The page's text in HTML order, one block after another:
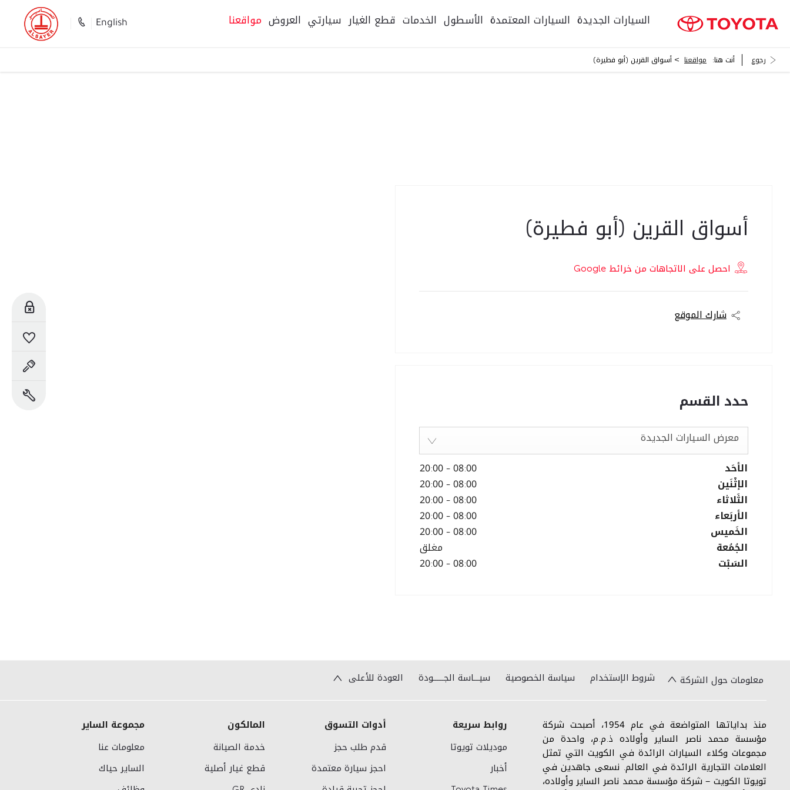
السيارات الجديدة السيارات المعتمدة الأسطول الخدمات قطع الغيار سيارتي العروض مواقعنا English
رجوع أنت هنا: مواقعنا > أسواق القرين (أبو فطيرة)
أسواق القرين (أبو فطيرة)
احصل على الاتجاهات من خرائط Google
شارك الموقع
حدد القسم
معرض السيارات الجديدة
الأحَد
08:00
-
20:00
الإثْنَين
08:00
-
20:00
الثَلاثاء
08:00
-
20:00
الأربَعاء
08:00
-
20:00
الخَميس
08:00
-
20:00
الجُمُعة
مغلق
السَبْت
08:00
-
20:00
معلومات حول الشركة شروط الإستخدام سياسة الخصوصية سيـــاسة الجــــــودة العودة للأعلى
منذ بداياتها المتواضعة في عام 1954، أصبحت شركة
مؤسسة محمد ناصر الساير وأولاده ذ.م.م، واحدة من
مجموعات وكلاء السيارات الرائدة في الكويت التي تمثل
العلامات التجارية الرائدة في العالم. نسعى جاهدين في
تويوتا الكويت – شركة مؤسسة محمد ناصر الساير وأولاده،
روابط سريعة
موديلات تويوتا
أخبار
أدوات التسوق
قدم طلب حجز
احجز سيارة معتمدة
المالكون
خدمة الصيانة
قطع غيار أصلية
مجموعة الساير
معلومات عنا
الساير حياك